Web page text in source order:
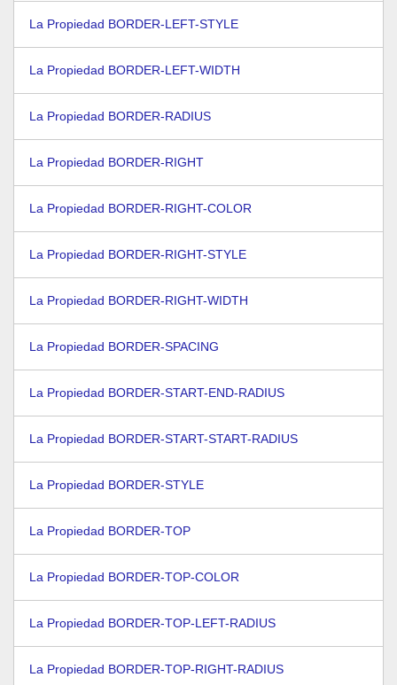
La Propiedad BORDER-LEFT-STYLE
La Propiedad BORDER-LEFT-WIDTH
La Propiedad BORDER-RADIUS
La Propiedad BORDER-RIGHT
La Propiedad BORDER-RIGHT-COLOR
La Propiedad BORDER-RIGHT-STYLE
La Propiedad BORDER-RIGHT-WIDTH
La Propiedad BORDER-SPACING
La Propiedad BORDER-START-END-RADIUS
La Propiedad BORDER-START-START-RADIUS
La Propiedad BORDER-STYLE
La Propiedad BORDER-TOP
La Propiedad BORDER-TOP-COLOR
La Propiedad BORDER-TOP-LEFT-RADIUS
La Propiedad BORDER-TOP-RIGHT-RADIUS